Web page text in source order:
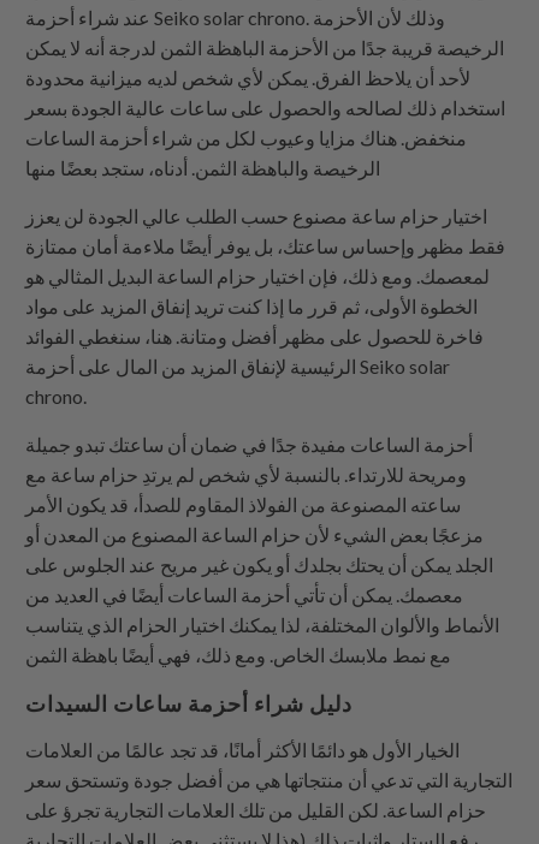
عند شراء أحزمة Seiko solar chrono. وذلك لأن الأحزمة
الرخيصة قريبة جدًا من الأحزمة الباهظة الثمن لدرجة أنه لا يمكن
لأحد أن يلاحظ الفرق. يمكن لأي شخص لديه ميزانية محدودة
استخدام ذلك لصالحه والحصول على ساعات عالية الجودة بسعر
منخفض. هناك مزايا وعيوب لكل من شراء أحزمة الساعات
الرخيصة والباهظة الثمن. أدناه، ستجد بعضًا منها
اختيار حزام ساعة مصنوع حسب الطلب عالي الجودة لن يعزز
فقط مظهر وإحساس ساعتك، بل يوفر أيضًا ملاءمة أمان ممتازة
لمعصمك. ومع ذلك، فإن اختيار حزام الساعة البديل المثالي هو
الخطوة الأولى، ثم قرر ما إذا كنت تريد إنفاق المزيد على مواد
فاخرة للحصول على مظهر أفضل ومتانة. هنا، سنغطي الفوائد
الرئيسية لإنفاق المزيد من المال على أحزمة Seiko solar
chrono.
أحزمة الساعات مفيدة جدًا في ضمان أن ساعتك تبدو جميلة
ومريحة للارتداء. بالنسبة لأي شخص لم يرتدِ حزام ساعة مع
ساعته المصنوعة من الفولاذ المقاوم للصدأ، قد يكون الأمر
مزعجًا بعض الشيء لأن حزام الساعة المصنوع من المعدن أو
الجلد يمكن أن يحتك بجلدك أو يكون غير مريح عند الجلوس على
معصمك. يمكن أن تأتي أحزمة الساعات أيضًا في العديد من
الأنماط والألوان المختلفة، لذا يمكنك اختيار الحزام الذي يتناسب
مع نمط ملابسك الخاص. ومع ذلك، فهي أيضًا باهظة الثمن
دليل شراء أحزمة ساعات السيدات
الخيار الأول هو دائمًا الأكثر أمانًا، قد تجد عالمًا من العلامات
التجارية التي تدعي أن منتجاتها هي من أفضل جودة وتستحق سعر
حزام الساعة. لكن القليل من تلك العلامات التجارية تجرؤ على